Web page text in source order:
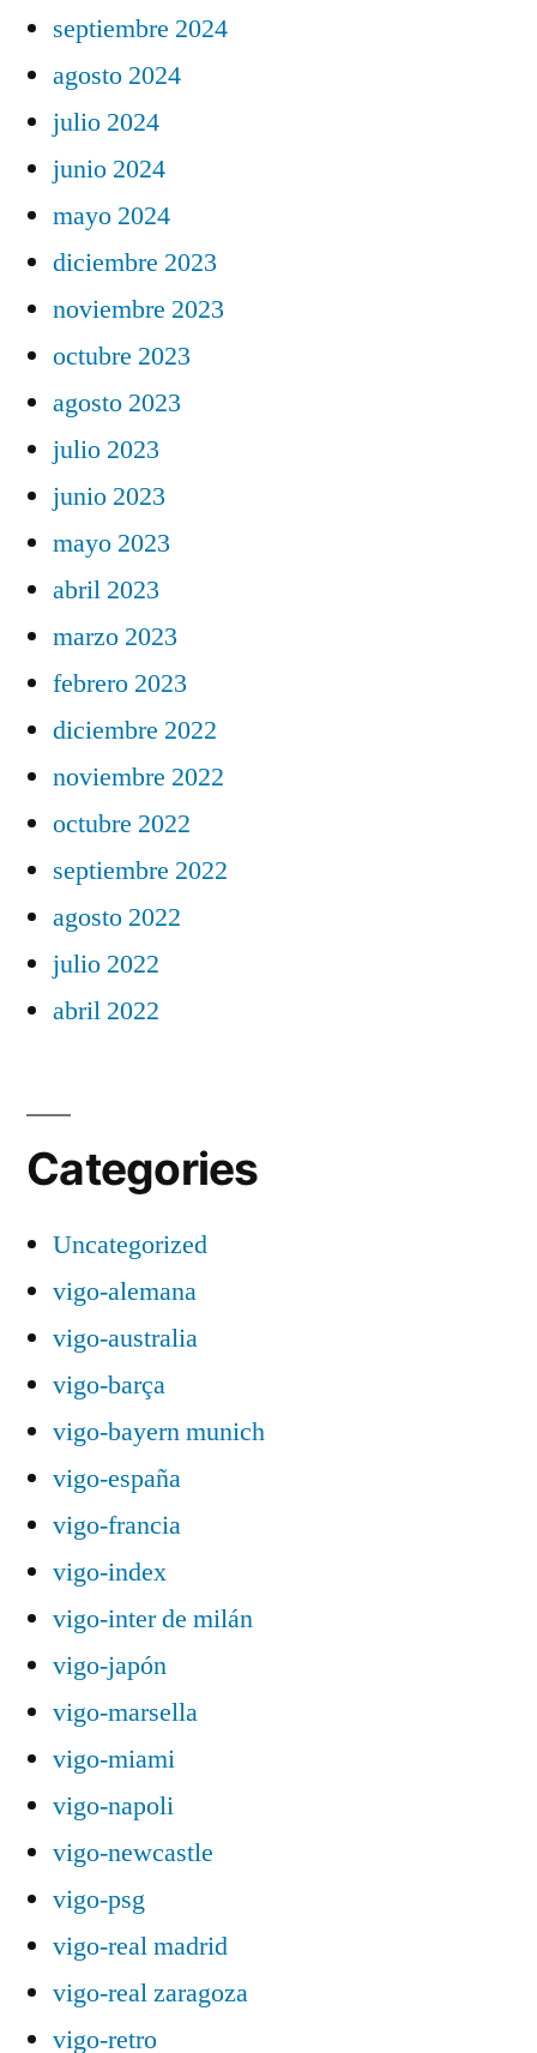
septiembre 2024
agosto 2024
julio 2024
junio 2024
mayo 2024
diciembre 2023
noviembre 2023
octubre 2023
agosto 2023
julio 2023
junio 2023
mayo 2023
abril 2023
marzo 2023
febrero 2023
diciembre 2022
noviembre 2022
octubre 2022
septiembre 2022
agosto 2022
julio 2022
abril 2022
Categories
Uncategorized
vigo-alemana
vigo-australia
vigo-barça
vigo-bayern munich
vigo-españa
vigo-francia
vigo-index
vigo-inter de milán
vigo-japón
vigo-marsella
vigo-miami
vigo-napoli
vigo-newcastle
vigo-psg
vigo-real madrid
vigo-real zaragoza
vigo-retro